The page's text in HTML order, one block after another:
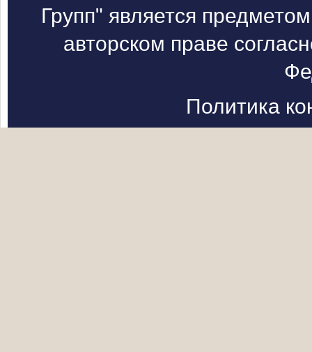
Групп" является
авторском праве
Политика